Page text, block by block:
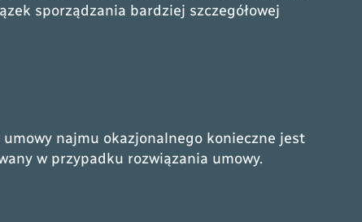
sporządzania bardziej szczegółowej
najmu okazjonalnego konieczne jest
w przypadku rozwiązania umowy.